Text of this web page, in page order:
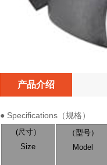
产品介绍
● Specifications（规格）
(尺寸）
Size
（型号）
Model